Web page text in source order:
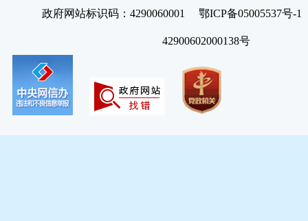
政府网站标识码：4290060001 鄂ICP备05005537号
42900602000138号